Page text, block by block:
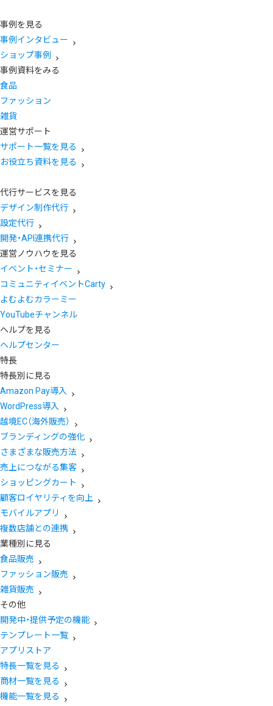
事例を見る
事例インタビュー
ショップ事例
事例資料をみる
食品
ファッション
雑貨
運営サポート
サポート一覧を見る
お役立ち資料を見る
代行サービスを見る
デザイン制作代行
設定代行
開発・API連携代行
運営ノウハウを見る
イベント・セミナー
コミュニティイベントCarty
よむよむカラーミー
YouTubeチャンネル
ヘルプを見る
ヘルプセンター
特長
特長別に見る
Amazon Pay導入
WordPress導入
越境EC（海外販売）
ブランディングの強化
さまざまな販売方法
売上につながる集客
ショッピングカート
顧客ロイヤリティを向上
モバイルアプリ
複数店舗との連携
業種別に見る
食品販売
ファッション販売
雑貨販売
その他
開発中・提供予定の機能
テンプレート一覧
アプリストア
特長一覧を見る
商材一覧を見る
機能一覧を見る